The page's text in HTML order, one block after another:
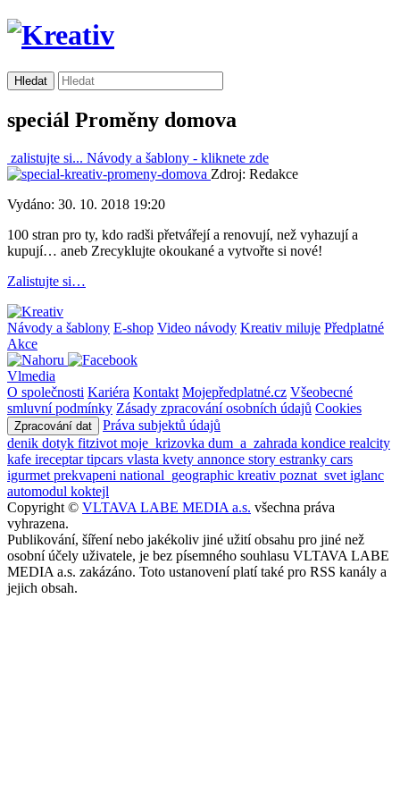
speciál Proměny domova
zalistujte si... Návody a šablony - kliknete zde
Zdroj: Redakce
Vydáno: 30. 10. 2018 19:20
100 stran pro ty, kdo radši přetvářejí a renovují, než vyhazují a
kupují… aneb Zrecyklujte okoukané a vytvořte si nové!
Zalistujte si…
Návody a šablony E-shop Video návody Kreativ miluje Předplatné
Akce
Vlmedia
O společnosti Kariéra Kontakt Mojepředplatné.cz Všeobecné
smluvní podmínky Zásady zpracování osobních údajů Cookies
Zpracování dat
Práva subjektů údajů
denik dotyk fitzivot moje_krizovka dum_a_zahrada kondice realcity
kafe ireceptartipcars vlasta kvety annonce story estranky cars
igurmet prekvapeni national_geographic kreativ poznat_svet iglanc
automodul koktejl
Copyright © VLTAVA LABE MEDIA a.s. všechna práva
vyhrazena.
Publikování, šíření nebo jakékoliv jiné užití obsahu pro jiné než
osobní účely uživatele, je bez písemného souhlasu VLTAVA LABE
MEDIA a.s. zakázáno. Toto ustanovení platí také pro RSS kanály a
jejich obsah.